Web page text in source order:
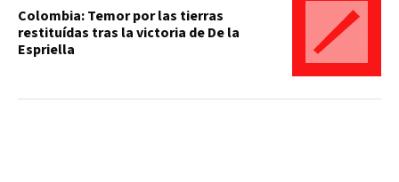
Colombia: Temor por las tierras
restituídas tras la victoria de De la
Espriella